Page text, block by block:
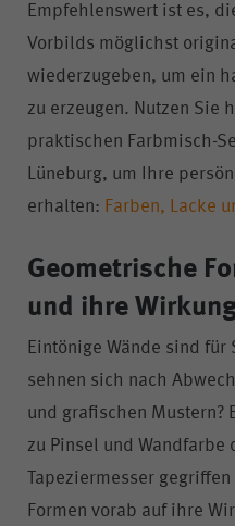
Empfehlenswert ist es,
Vorbilds möglichst
wiederzugeben, um ein
zu erzeugen. Nutzen Sie
praktischen Farbmisch-
Lüneburg, um Ihre
erhalten: Farben, Lacke
Geometrische
und ihre
Eintönige Wände sind für
sehnen sich nach
und grafischen Mustern?
zu Pinsel und Wandfarbe
Tapeziermesser
Formen vorab auf ihre